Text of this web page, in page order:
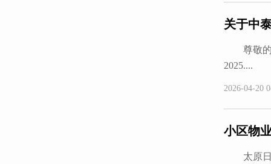
关于中
尊敬的
2025....
2026-04-20
小区物
太原日